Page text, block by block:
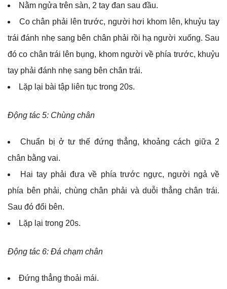
Nằm ngửa trên sàn, 2 tay đan sau đầu.
Co chân phải lên trước, người hơi khom lên, khuỷu tay
trái đánh nhẹ sang bên chân phải rồi hạ người xuống. Sau
đó co chân trái lên bụng, khom người về phía trước, khuỷu
tay phải đánh nhẹ sang bên chân trái.
Lặp lại bài tập liên tục trong 20s.
Động tác 5: Chùng chân
Chuẩn bị ở tư thế đứng thẳng, khoảng cách giữa 2
chân bằng vai.
Hai tay phải đưa về phía trước ngực, người ngả về
phía bên phải, chùng chân phải và duỗi thẳng chân trái.
Sau đó đổi bên.
Lặp lại trong 20s.
Động tác 6: Đá chạm chân
Đứng thẳng thoải mái.